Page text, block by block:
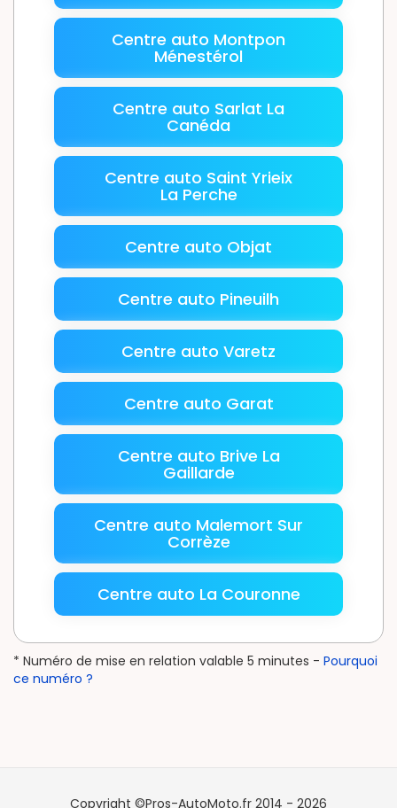
Centre auto Montpon
Ménestérol
Centre auto Sarlat La
Canéda
Centre auto Saint Yrieix
La Perche
Centre auto Objat
Centre auto Pineuilh
Centre auto Varetz
Centre auto Garat
Centre auto Brive La
Gaillarde
Centre auto Malemort Sur
Corrèze
Centre auto La Couronne
* Numéro de mise en relation valable 5 minutes - Pourquoi
ce numéro ?
Copyright ©Pros-AutoMoto.fr 2014 - 2026